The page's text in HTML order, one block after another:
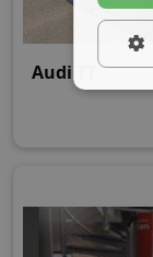
Audi TT